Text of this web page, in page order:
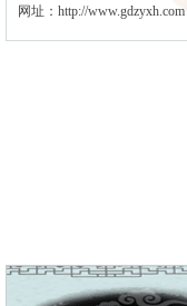
网址： http://www.gdzyxh.com